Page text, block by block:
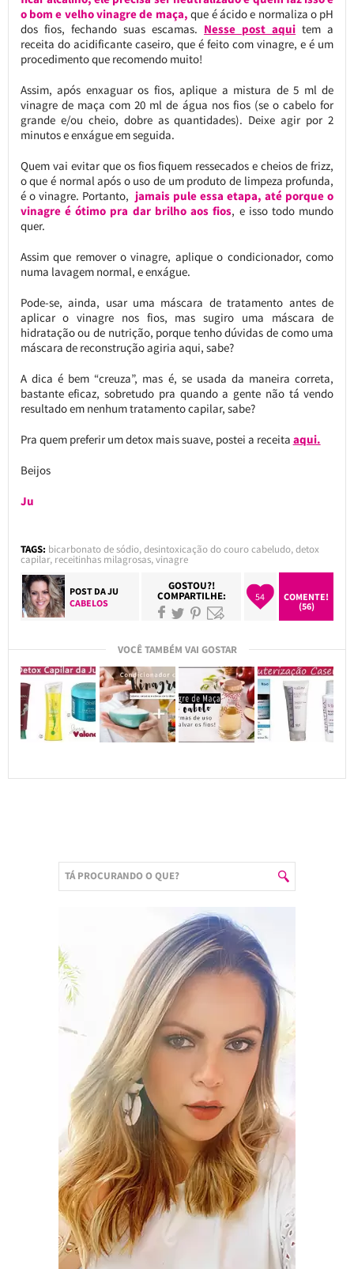
o bom e velho vinagre de maça,que é ácido e normaliza o pH
dos fios, fechando suas escamas. Nesse post aqui tem a
receita do acidificante caseiro, que é feito com vinagre, e é um
procedimento que recomendo muito!
Assim, após enxaguar os fios, aplique a mistura de 5 ml de
vinagre de maça com 20 ml de água nos fios (se o cabelo for
grande e/ou cheio, dobre as quantidades). Deixe agir por 2
minutos e enxágue em seguida.
Quem vai evitar que os fios fiquem ressecados e cheios de frizz,
o que é normal após o uso de um produto de limpeza profunda,
é o vinagre. Portanto, jamais pule essa etapa, até porque o
vinagre é ótimo pra dar brilho aos fios, e isso todo mundo
quer.
Assim que remover o vinagre, aplique o condicionador, como
numa lavagem normal, e enxágue.
Pode-se, ainda, usar uma máscara de tratamento antes de
aplicar o vinagre nos fios, mas sugiro uma máscara de
hidratação ou de nutrição, porque tenho dúvidas de como uma
máscara de reconstrução agiria aqui, sabe?
A dica é bem “creuza”, mas é, se usada da maneira correta,
bastante eficaz, sobretudo pra quando a gente não tá vendo
resultado em nenhum tratamento capilar, sabe?
Pra quem preferir um detox mais suave, postei a receita aqui.
Beijos
Ju
TAGS: bicarbonato de sódio,desintoxicação do couro cabeludo,detox
capilar, receitinhas milagrosas,vinagre
POST DAJU
CABELOS
GOSTOU?!
COMPARTILHE: 54
COMENTE!
(56)
VOCÊ TAMBÉM VAI GOSTAR